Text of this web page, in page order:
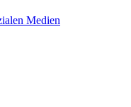
Medien